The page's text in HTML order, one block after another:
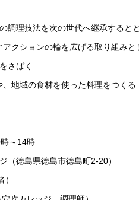
ト
調理技法を次の世代へ継承するとと
クションの輪を広げる取り組みと
さばく
地域の食材を使った料理をつくる
～14時
徳島県徳島市徳島町2-20）